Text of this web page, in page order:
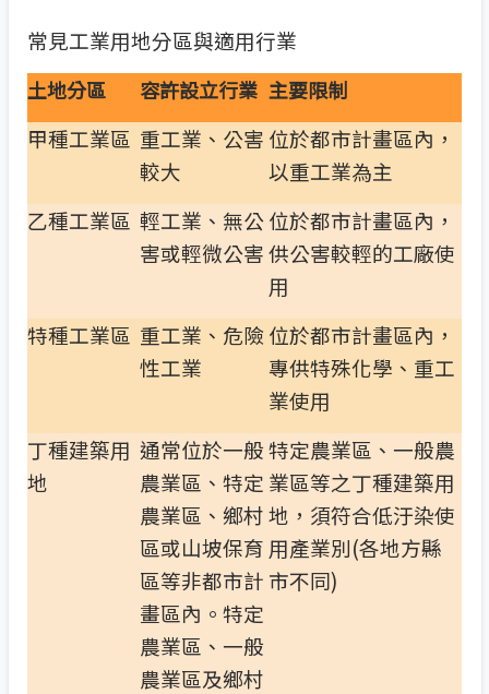
常見工業用地分區與適用行業
土地分區 容許設立行業 主要限制
甲種工業區 重工業、公害
較大
位於都市計畫區內，
以重工業為主
乙種工業區 輕工業、無公
害或輕微公害
位於都市計畫區內，
供公害較輕的工廠使
用
特種工業區 重工業、危險
性工業
位於都市計畫區內，
專供特殊化學、重工
業使用
丁種建築用
地
通常位於一般
農業區、特定
農業區、鄉村
區或山坡保育
區等非都市計
畫區內。特定
農業區、一般
農業區及鄉村
特定農業區、一般農
業區等之丁種建築用
地，須符合低汙染使
用產業別(各地方縣
市不同)